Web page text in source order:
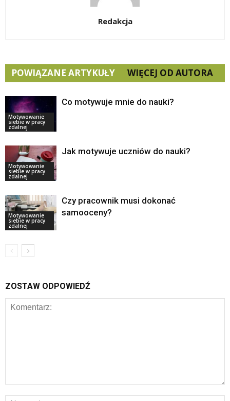
Redakcja
POWIĄZANE ARTYKUŁY WIĘCEJ OD AUTORA
Motywowanie
siebie w pracy
zdalnej
Co motywuje mnie do nauki?
Motywowanie
siebie w pracy
zdalnej
Jak motywuje uczniów do nauki?
Motywowanie
siebie w pracy
zdalnej
Czy pracownik musi dokonać
samooceny?
ZOSTAW ODPOWIEDŹ